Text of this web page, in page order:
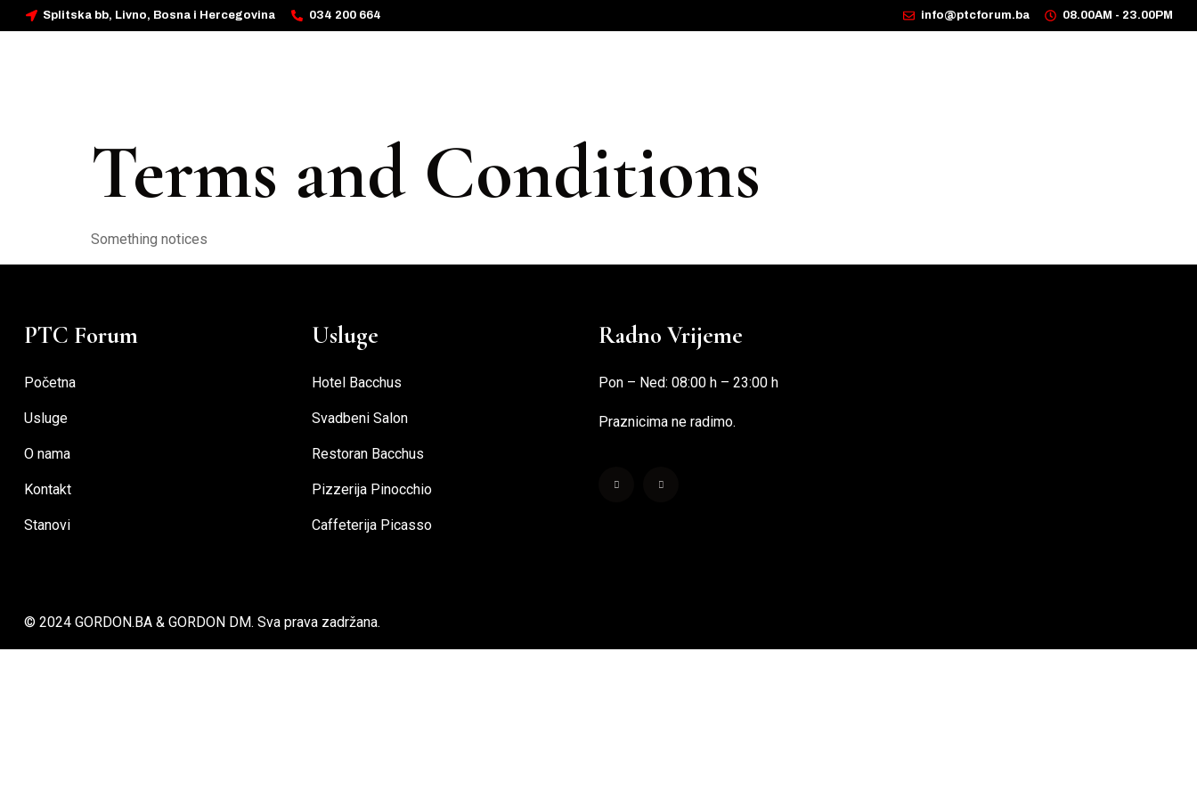
Splitska bb, Livno, Bosna i Hercegovina 034 200 664 info@ptcforum.ba 08.00AM - 23.00PM
Terms and Conditions
Something notices
PTC Forum
Početna
Usluge
O nama
Kontakt
Stanovi
Usluge
Hotel Bacchus
Svadbeni Salon
Restoran Bacchus
Pizzerija Pinocchio
Caffeterija Picasso
Radno Vrijeme
Pon – Ned: 08:00 h – 23:00 h
Praznicima ne radimo.
© 2024 GORDON.BA & GORDON DM. Sva prava zadržana.